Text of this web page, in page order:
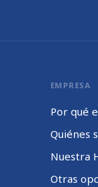
EMPRESA
Por qué
Quiénes
Nuestra
Otras